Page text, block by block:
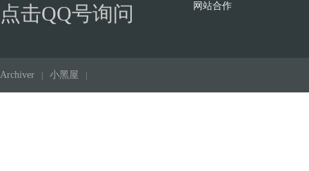
点击QQ号询问
网站合作
Archiver 小黑屋